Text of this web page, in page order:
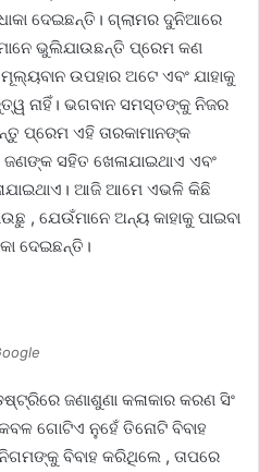
ଦେଇଛନ୍ତି। ଗ୍ଲାମର ଦୁନିଆରେ
ଭୁଲିଯାଉଛନ୍ତି ପ୍ରେମ କଣ
ଉପହାର ଅଟେ ଏବଂ ଯାହାକୁ
ନାହିଁ। ଭଗବାନ ସମସ୍ତଙ୍କୁ ନିଜର
ପ୍ରେମ ଏହି ତାରକାମାନଙ୍କ
ସହିତ ଖେଳାଯାଇଥାଏ ଏବଂ
ଆଜି ଆମେ ଏଭଳି କିଛି
, ଯେଉଁମାନେ ଅନ୍ୟ କାହାକୁ ପାଇବା
ଦେଇଛନ୍ତି।
ଜଣାଶୁଣା କଳାକାର କରଣ ସିଂ
ଗୋଟିଏ ନୁହେଁ ତିନୋଟି ବିବାହ
ବିବାହ କରିଥିଲେ , ତାପରେ